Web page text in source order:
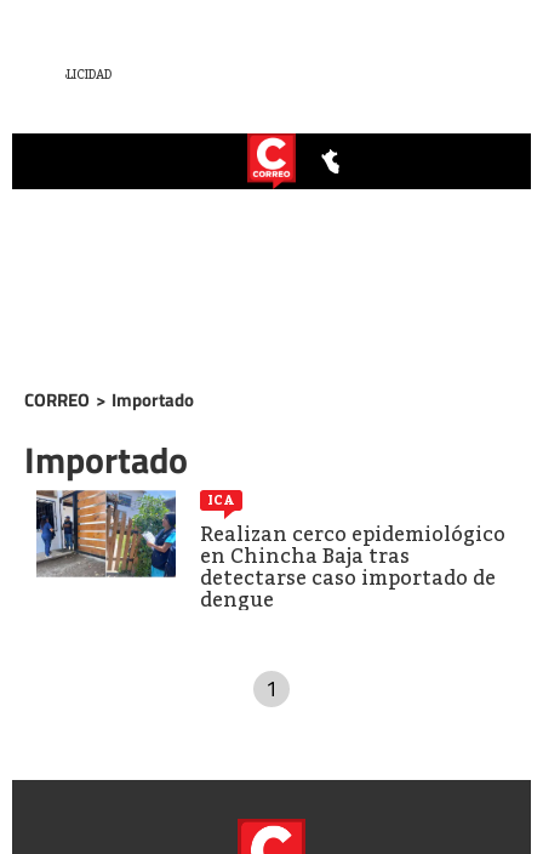
CORREO > Importado
Importado
ICA
Realizan cerco epidemiológico
en Chincha Baja tras
detectarse caso importado de
dengue
1